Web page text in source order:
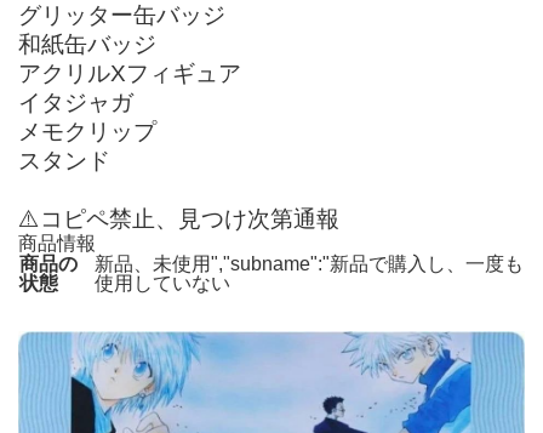
グリッター缶バッジ
和紙缶バッジ
アクリルXフィギュア
イタジャガ
メモクリップ
スタンド
⚠️コピペ禁止、見つけ次第通報
商品情報
商品の
状態
新品、未使用","subname":"新品で購入し、一度も
使用していない